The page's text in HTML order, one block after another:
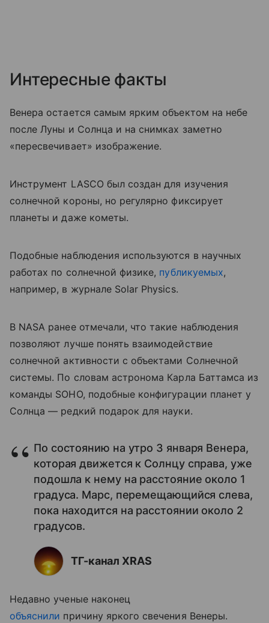
Интересные факты
Венера остается самым ярким объектом на небе
после Луны и Солнца и на снимках заметно
«пересвечивает» изображение.
Инструмент LASCO был создан для изучения
солнечной короны, но регулярно фиксирует
планеты и даже кометы.
Подобные наблюдения используются в научных
работах по солнечной физике, публикуемых,
например, в журнале Solar Physics.
В NASA ранее отмечали, что такие наблюдения
позволяют лучше понять взаимодействие
солнечной активности с объектами Солнечной
системы. По словам астронома Карла Баттамса из
команды SOHO, подобные конфигурации планет у
Солнца — редкий подарок для науки.
По состоянию на утро 3 января Венера,
которая движется к Солнцу справа, уже
подошла к нему на расстояние около 1
градуса. Марс, перемещающийся слева,
пока находится на расстоянии около 2
градусов.
ТГ-канал XRAS
Недавно ученые наконец
объяснили причину яркого свечения Венеры.